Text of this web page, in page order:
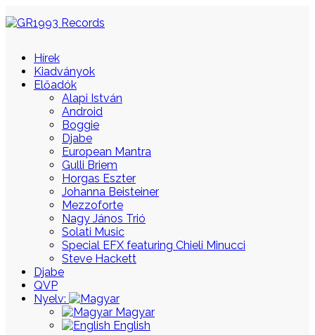
Hírek
Kiadványok
Előadók
Alapi István
Android
Boggie
Djabe
European Mantra
Gulli Briem
Horgas Eszter
Johanna Beisteiner
Mezzoforte
Nagy János Trió
Solati Music
Special EFX featuring Chieli Minucci
Steve Hackett
Djabe
QVP
Nyelv:
Magyar
English